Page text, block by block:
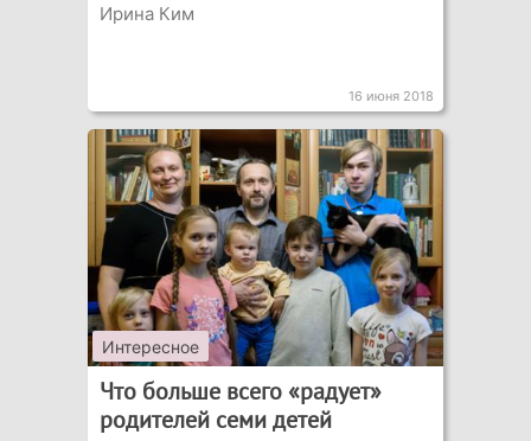
Ирина Ким
16 июня 2018
Интересное
Что больше всего «радует»
родителей семи детей